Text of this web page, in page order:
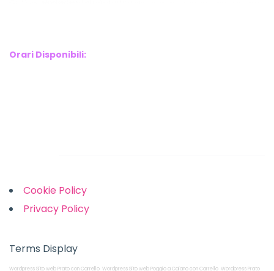
Orari Disponibili:
Cookie Policy
Privacy Policy
Terms Display
Wordpress Sito web Prato con Carrello Wordpress Sito web Poggio a Caiano con Carrello Wordpress Prato